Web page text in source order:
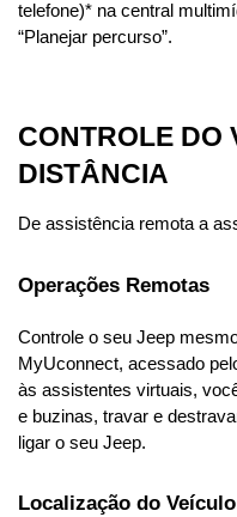
telefone)* na central
“Planejar percurso”.
CONTROLE DO
DISTÂNCIA
De assistência remota a
Operações Remotas
Controle o seu Jeep
MyUconnect, acessado
às assistentes virtuais,
e buzinas, travar e
ligar o seu Jeep.
Localização do Veículo